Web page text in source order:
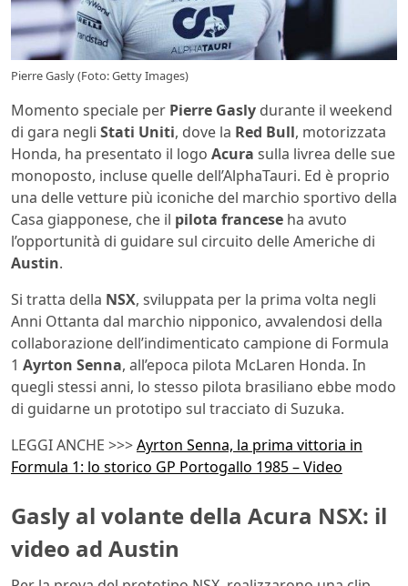
Pierre Gasly (Foto: Getty Images)
Momento speciale per Pierre Gasly durante il weekend
di gara negli Stati Uniti, dove la Red Bull, motorizzata
Honda, ha presentato il logo Acura sulla livrea delle sue
monoposto, incluse quelle dell’AlphaTauri. Ed è proprio
una delle vetture più iconiche del marchio sportivo della
Casa giapponese, che il pilota francese ha avuto
l’opportunità di guidare sul circuito delle Americhe di
Austin.
Si tratta della NSX, sviluppata per la prima volta negli
Anni Ottanta dal marchio nipponico, avvalendosi della
collaborazione dell’indimenticato campione di Formula
1 Ayrton Senna, all’epoca pilota McLaren Honda. In
quegli stessi anni, lo stesso pilota brasiliano ebbe modo
di guidarne un prototipo sul tracciato di Suzuka.
LEGGI ANCHE >>>Ayrton Senna, la prima vittoria in
Formula 1: lo storico GP Portogallo 1985 – Video
Gasly al volante della Acura NSX: il
video ad Austin